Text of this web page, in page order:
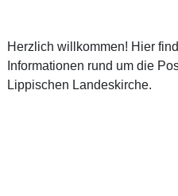
Herzlich willkommen! Hier
Informationen rund um die
Lippischen Landeskirche.